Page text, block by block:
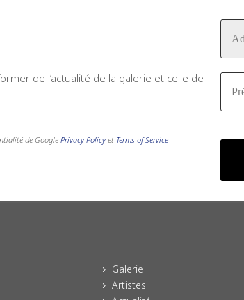
de l’actualité de la galerie et celle de
de GooglePrivacy Policyet Terms of Service
5 Galerie
5 Artistes